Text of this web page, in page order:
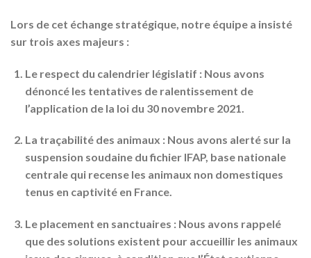
Lors de cet échange stratégique, notre équipe a insisté
sur trois axes majeurs :
Le respect du calendrier législatif :Nous avons
dénoncé les tentatives de ralentissement de
l’application de la loi du 30 novembre 2021.
La traçabilité des animaux :Nous avons alerté sur la
suspension soudaine du fichier IFAP, base nationale
centrale qui recense les animaux non domestiques
tenus en captivité en France.
Le placement en sanctuaires :Nous avons rappelé
que des solutions existent pour accueillir les animaux